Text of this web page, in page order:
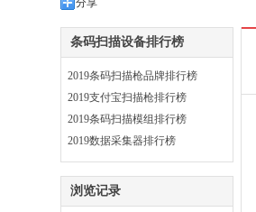
分享
条码扫描设备排行榜
2019条码扫描枪品牌排行榜
2019支付宝扫描枪排行榜
2019条码扫描模组排行榜
2019数据采集器排行榜
浏览记录